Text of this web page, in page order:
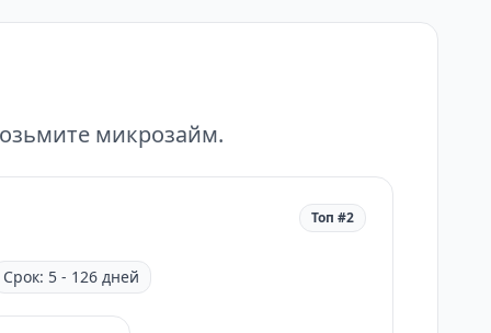
микрозайм.
Топ #2
Срок: 5 - 126 дней